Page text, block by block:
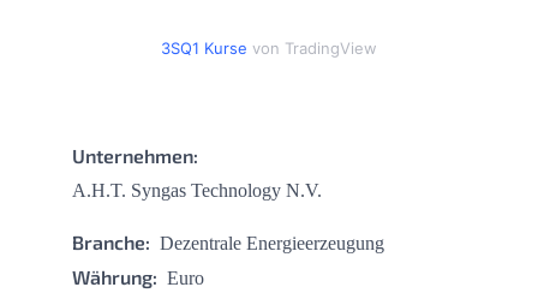
3SQ1 Kurse von TradingView
Unternehmen:
A.H.T. Syngas Technology N.V.
Branche: Dezentrale Energieerzeugung
Währung: Euro